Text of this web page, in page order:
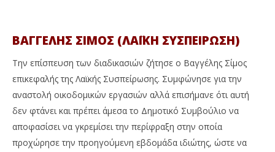
ΒΑΓΓΕΛΗΣ ΣΙΜΟΣ (ΛΑΪΚΗ ΣΥΣΠΕΙΡΩΣΗ)
Την επίσπευση των διαδικασιών ζήτησε ο Βαγγέλης Σίμος
επικεφαλής της Λαϊκής Συσπείρωσης. Συμφώνησε για την
αναστολή οικοδομικών εργασιών αλλά επισήμανε ότι αυτή
δεν φτάνει και πρέπει άμεσα το Δημοτικό Συμβούλιο να
αποφασίσει να γκρεμίσει την περίφραξη στην οποία
προχώρησε την προηγούμενη εβδομάδα ιδιώτης, ώστε να